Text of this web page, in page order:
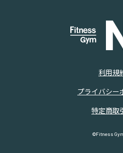
利用規
プライバシー
特定商取
©Fitness